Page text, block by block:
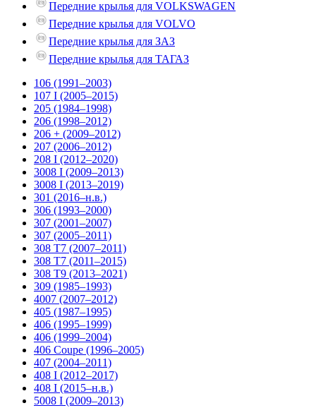
Передние крылья для VOLKSWAGEN
Передние крылья для VOLVO
Передние крылья для ЗАЗ
Передние крылья для ТАГАЗ
106 (1991–2003)
107 І (2005–2015)
205 (1984–1998)
206 (1998–2012)
206 + (2009–2012)
207 (2006–2012)
208 I (2012–2020)
3008 I (2009–2013)
3008 I (2013–2019)
301 (2016–н.в.)
306 (1993–2000)
307 (2001–2007)
307 (2005–2011)
308 T7 (2007–2011)
308 T7 (2011–2015)
308 T9 (2013–2021)
309 (1985–1993)
4007 (2007–2012)
405 (1987–1995)
406 (1995–1999)
406 (1999–2004)
406 Coupe (1996–2005)
407 (2004–2011)
408 I (2012–2017)
408 I (2015–н.в.)
5008 І (2009–2013)